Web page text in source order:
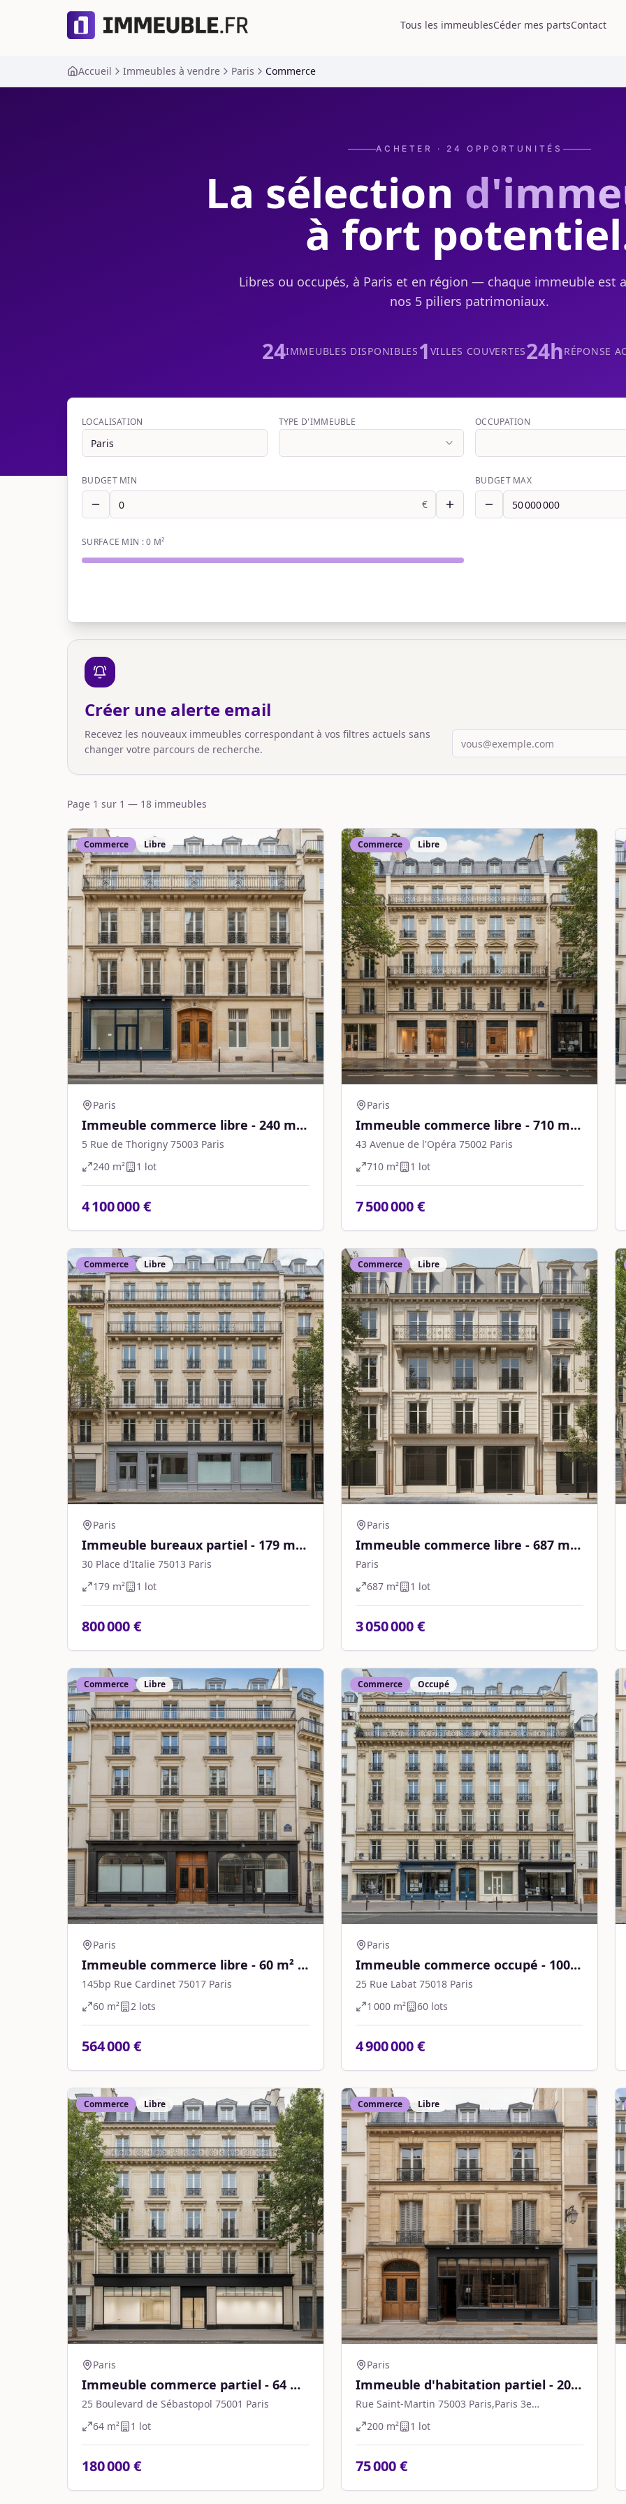
Tous les immeublesCéder mes partsContact
Accueil Immeubles à vendre Paris Commerce
ACHETER ·24 OPPORTUNITÉS
La sélection
à fort
Libres ou occupés, à Paris et en région — chaque immeuble est
nos 5 piliers patrimoniaux.
24IMMEUBLES DISPONIBLES 1 VILLES COUVERTES24hRÉPONSE
LOCALISATION TYPE D'IMMEUBLE OCCUPATION
BUDGET MIN
€
BUDGET MAX
SURFACE MIN :0 M²
Créer une alerte email
Recevez les nouveaux immeubles correspondant à vos filtres actuels sans
changer votre parcours de recherche.
Page 1 sur 1 — 18 immeubles
Commerce Libre
Paris
Immeuble commerce libre - 240 m² -
Paris
5 Rue de Thorigny 75003 Paris
240 m² 1 lot
4 100 000 €
Commerce Libre
Paris
Immeuble commerce libre - 710 m² -
Paris
43 Avenue de l'Opéra 75002 Paris
710 m² 1 lot
7 500 000 €
Commerce Libre
Paris
Immeuble bureaux partiel - 179 m² -
Paris
30 Place d'Italie 75013 Paris
179 m² 1 lot
800 000 €
Commerce Libre
Paris
Immeuble commerce libre - 687 m² -
Paris
Paris
687 m² 1 lot
3 050 000 €
Commerce Libre
Paris
Immeuble commerce libre - 60 m² -
Paris
145bp Rue Cardinet 75017 Paris
60 m² 2 lots
564 000 €
Commerce Occupé
Paris
Immeuble commerce occupé - 1000
m² - Paris
25 Rue Labat 75018 Paris
1 000 m² 60 lots
4 900 000 €
Commerce Libre
Paris
Immeuble commerce partiel - 64 m2
- Paris
25 Boulevard de Sébastopol 75001 Paris
64 m² 1 lot
180 000 €
Commerce Libre
Paris
Immeuble d'habitation partiel - 200
m² - Paris
Rue Saint-Martin 75003 Paris,Paris 3e
Arrondissement
200 m² 1 lot
75 000 €